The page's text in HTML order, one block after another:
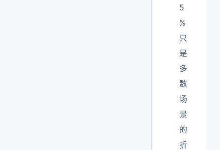
5
%
只
是
多
数
场
景
的
折